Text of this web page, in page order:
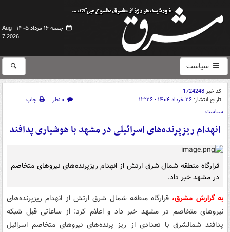
جمعه ۱۶ مرداد ۱۴۰۵ -
Aug
7 2026
سیاست
کد خبر1724248
تاریخ انتشار: ۲۶ خرداد ۱۴۰۴ - ۱۳:۲۶ ۰ نظر
چاپ
سیاست
انهدام ریزپرنده‌های اسرائیلی در مشهد با هوشیاری پدافند
‌قرارگاه منطقه شمال شرق ارتش از انهدام ریزپرنده‌های نیروهای متخاصم
در مشهد خبر داد.
به گزارش مشرق، قرارگاه منطقه شمال شرق ارتش از انهدام ریزپرنده‌های
نیروهای متخاصم در مشهد خبر داد و اعلام کرد: از ساعاتی قبل ‌شبکه
پدافند شمالشرق ‌با تعدادی از ریز پرنده‌های نیروهای متخاصم اسرائیل